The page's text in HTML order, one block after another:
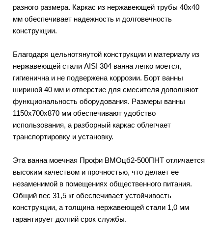
разного размера. Каркас из нержавеющей трубы 40х40
мм обеспечивает надежность и долговечность
конструкции.
Благодаря цельнотянутой конструкции и материалу из
нержавеющей стали AISI 304 ванна легко моется,
гигиенична и не подвержена коррозии. Борт ванны
шириной 40 мм и отверстие для смесителя дополняют
функциональность оборудования. Размеры ванны
1150х700х870 мм обеспечивают удобство
использования, а разборный каркас облегчает
транспортировку и установку.
Эта ванна моечная Профи ВМОцб2-500ПНТ отличается
высоким качеством и прочностью, что делает ее
незаменимой в помещениях общественного питания.
Общий вес 31,5 кг обеспечивает устойчивость
конструкции, а толщина нержавеющей стали 1,0 мм
гарантирует долгий срок службы.